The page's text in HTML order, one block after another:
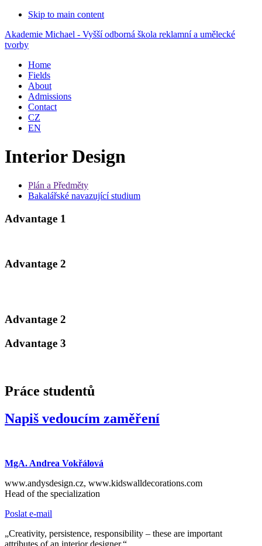
Skip to main content
Akademie Michael - Vyšší odborná škola reklamní a umělecké
tvorby
Home
Fields
About
Admissions
Contact
CZ
EN
Interior Design
Plán a Předměty
Bakalářské navazující studium
Advantage 1
Advantage 2
Advantage 2
Advantage 3
Práce studentů
Napiš vedoucím zaměření
MgA. Andrea Vokřálová
www.andysdesign.cz, www.kidswalldecorations.com
Head of the specialization
Poslat e-mail
„Creativity, persistence, responsibility – these are important
attributes of an interior designer.“